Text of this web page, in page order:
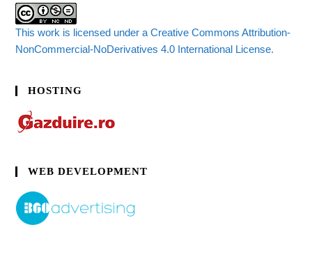
This work is licensed under a Creative Commons Attribution-
NonCommercial-NoDerivatives 4.0 International License.
HOSTING
WEB DEVELOPMENT